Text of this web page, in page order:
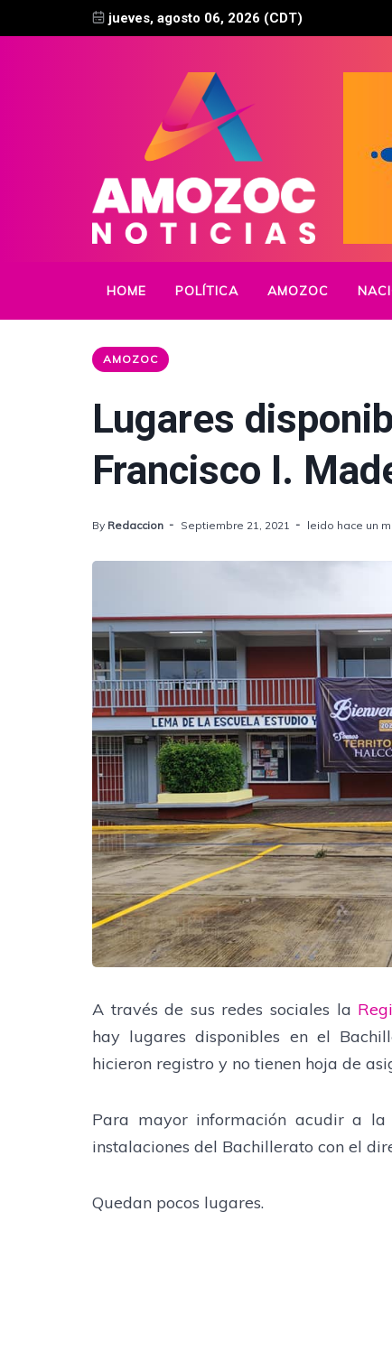
jueves, agosto 06, 2026 (CDT)
HOME POLÍTICA AMOZOC
AMOZOC
Lugares
Francisco I.
By Redaccion Septiembre 21, 2021 leido hace un
A través de sus redes sociales la
hay lugares disponibles en el
hicieron registro y no tienen hoja de
Para mayor información acudir a
instalaciones del Bachillerato con el
Quedan pocos lugares.